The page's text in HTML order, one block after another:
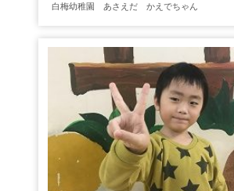
白梅幼稚園 あさえだ かえでちゃん